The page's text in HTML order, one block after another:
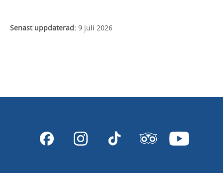
Senast uppdaterad: 9 juli 2026